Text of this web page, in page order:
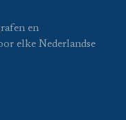
en
elke Nederlandse